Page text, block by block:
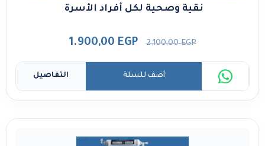
نقية وصحية لكل أفراد الأسرة
2.100,00EGP
1.900,00 EGP
التفاصيل أضف للسلة